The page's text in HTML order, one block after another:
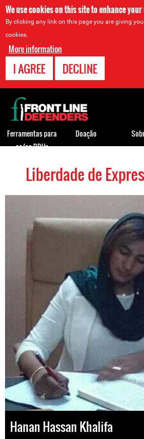
We use cookies on this site to enhance
By clicking any link on this page you are giving
cookies.
More information
I AGREE DECLINE
top
Liberdade de
Hanan Hassan Khalifa
Back
to
top
Ferramentas para
os/as DDHs
Doação